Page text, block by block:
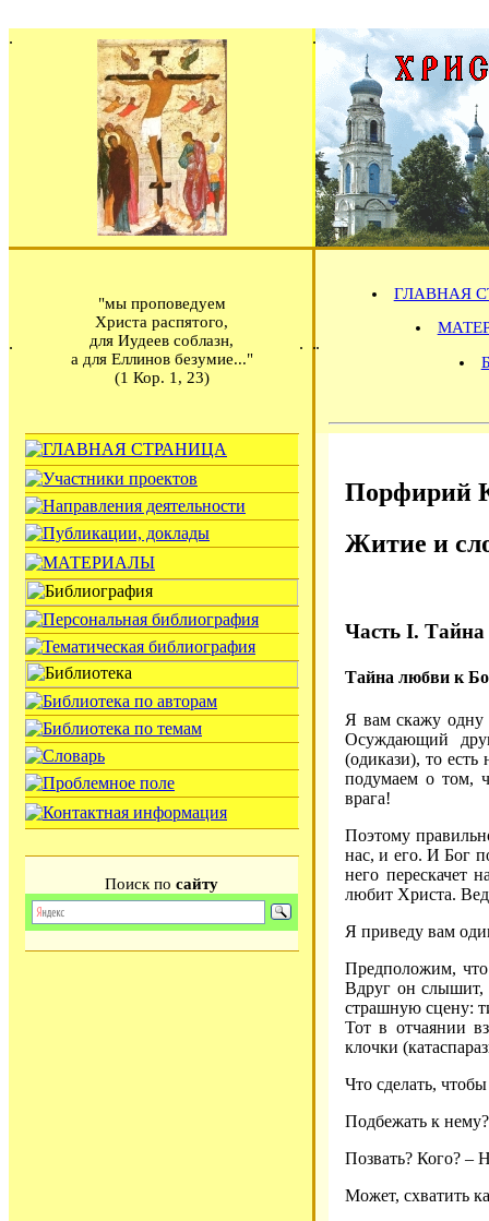
"мы проповедуем
Христа распятого,
для Иудеев соблазн,
а для Еллинов безумие..."
(1 Кор. 1, 23)
ГЛАВНАЯ
Поиск по сайту
Порфирий
Житие и
Часть I.
Тайна любви к
Я вам скажу одну
Осуждающий
(одикази), то
подумаем о том,
врага!
Поэтому
нас, и его. И Бог
него перескачет
любит Христа.
Я приведу вам
Предположим,
Вдруг он слышит,
страшную сцену:
Тот в отчаянии
клочки
Что сделать,
Подбежать к
Позвать? Кого? –
Может, схватить